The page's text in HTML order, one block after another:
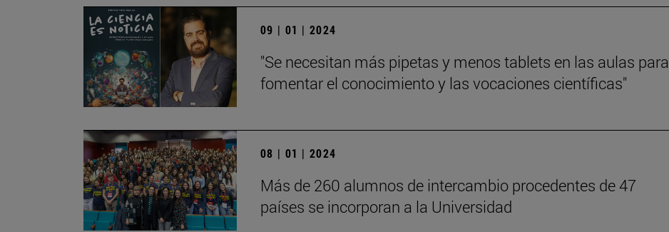
09 | 01 | 2024
"Se necesitan más pipetas y menos tablets en las aulas para
fomentar el conocimiento y las vocaciones científicas"
08 | 01 | 2024
Más de 260 alumnos de intercambio procedentes de 47
países se incorporan a la Universidad